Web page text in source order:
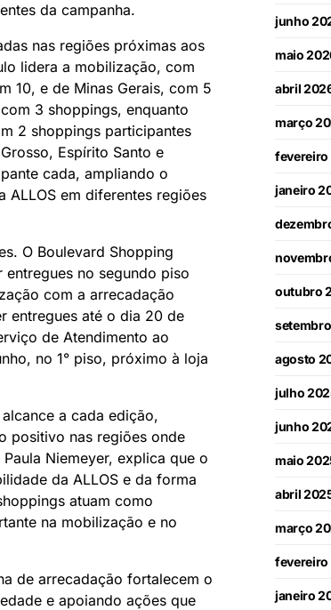
da campanha.
nas regiões próximas aos
lidera a mobilização, com
10, e de Minas Gerais, com 5
3 shoppings, enquanto
2 shoppings participantes
Espírito Santo e
cada, ampliando o
ALLOS em diferentes regiões
O Boulevard Shopping
no segundo piso
com a arrecadação
entregues até o dia 20 de
de Atendimento ao
no 1° piso, próximo à loja
a cada edição,
positivo nas regiões onde
Niemeyer, explica que o
da ALLOS e da forma
atuam como
na mobilização e no
de arrecadação fortalecem o
e apoiando ações que
junho
maio
abril
março
fevereiro
janeiro
outubro
agosto
julho
junho
maio
abril
março
fevereiro
janeiro